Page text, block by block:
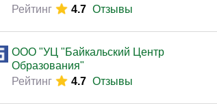
Рейтинг
4.7 Отзывы
ООО "УЦ "Байкальский Центр
Образования"
Рейтинг
4.7 Отзывы